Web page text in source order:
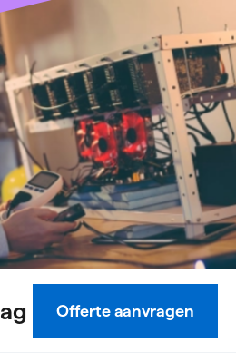
Offerte aanvragen